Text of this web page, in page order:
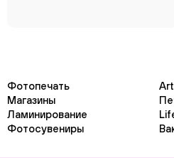
Фотопечать
Магазины
Ламинирование
Фотосувениры